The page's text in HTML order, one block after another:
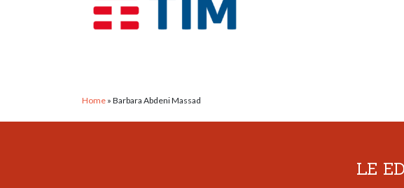
Home » Barbara Abdeni Massad
LE